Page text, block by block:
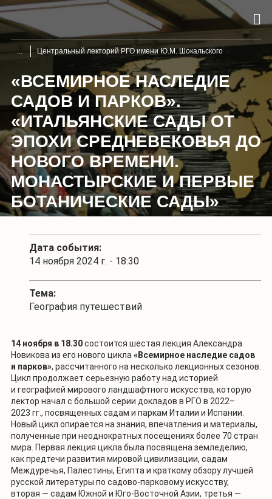
Центральный лекторий РГО имени Ю.М. Шокальского
«ВСЕМИРНОЕ НАСЛЕДИЕ
САДОВ И ПАРКОВ».
«ИТАЛЬЯНСКИЕ САДЫ ОТ
ЭПОХИ СРЕДНЕВЕКОВЬЯ ДО
НОВОГО ВРЕМЕНИ.
МОНАСТЫРСКИЕ И ПЕРВЫЕ
БОТАНИЧЕСКИЕ САДЫ»
Дата события:
14 ноября 2024 г. - 18:30
Тема:
География путешествий
14 ноября в 18.30состоится шестая лекция Александра
Новикова из его нового цикла «Всемирное наследие садов
и парков», рассчитанного на несколько лекционных сезонов.
Цикл продолжает серьезную работу над историей
и географией мирового ландшафтного искусства, которую
лектор начал с большой серии докладов в РГО в 2022–
2023 гг., посвященных садам и паркам Италии и Испании.
Новый цикл опирается на знания, впечатления и материалы,
полученные при неоднократных посещениях более 70 стран
мира. Первая лекция цикла была посвящена земледелию,
как предтечи развития мировой цивилизации, садам
Междуречья, Палестины, Египта и краткому обзору лучшей
русской литературы по садово-парковому искусству,
вторая — садам Южной и Юго-Восточной Азии, третья —